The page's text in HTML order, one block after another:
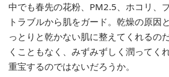
中でも春先の花粉、PM2.5、ホコリ、
トラブルから肌をガード。乾燥の原因
っとりと乾かない肌に整えてくれるの
くこともなく、みずみずしく潤ってく
重宝するのではないだろうか。